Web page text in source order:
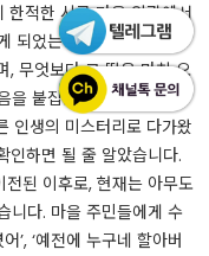
한적한 시골 마을 외곽에서
되었는데요. ​​주변은 조용
, 무엇보다 그 땅은 마치 오
을 붙잡았습니다. ​하지만
인생의 미스터리로 다가왔
인하면 될 줄 알았습니다.
된 이후로, 현재는 아무도
니다. ​​​​마을 주민들에게 수
’, ‘예전에 누구네 할아버